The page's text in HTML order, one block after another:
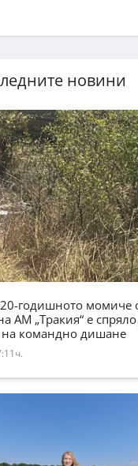
новини
годишното момиче
АМ „Тракия“ е
на командно дишане